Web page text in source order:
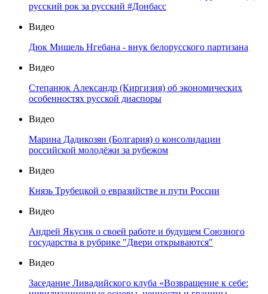
русский рок за русский #Донбасс
Видео
Дюк Мишель Нгебана - внук белорусского партизана
Видео
Степанюк Александр (Киргизия) об экономических
особенностях русской диаспоры
Видео
Марина Дадикозян (Болгария) о консолидации
российской молодёжи за рубежом
Видео
Князь Трубецкой о евразийстве и пути России
Видео
Андрей Якусик о своей работе и будущем Союзного
государства в рубрике "Двери открываются"
Видео
Заседание Ливадийского клуба «Возвращение к себе: